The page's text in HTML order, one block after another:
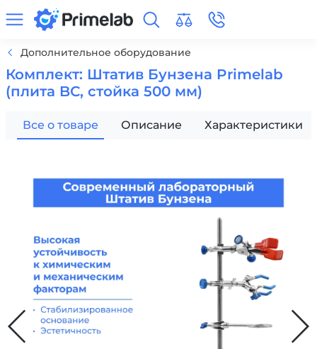
Дополнительное оборудование
Комплект: Штатив Бунзена Primelab
(плита BС, стойка 500 мм)
Все о товаре Описание Характеристики